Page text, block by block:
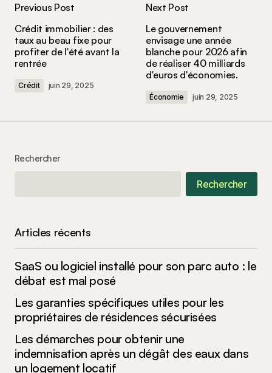
champs obligatoires sont indiqués avec*
Comment
commentaire.
Submit Comment
Previous Post
Crédit immobilier : des
taux au beau fixe pour
profiter de l'été avant la
rentrée
Crédit juin 29, 2025
Next Post
Le gouvernement
envisage une année
blanche pour 2026 afin
de réaliser 40 milliards
d'euros d'économies.
Économie juin 29, 2025
Rechercher
Rechercher
Articles récents
SaaS ou logiciel installé pour son parc auto : le
débat est mal posé
Les garanties spécifiques utiles pour les
propriétaires de résidences sécurisées
Les démarches pour obtenir une
indemnisation après un dégât des eaux dans
un logement locatif